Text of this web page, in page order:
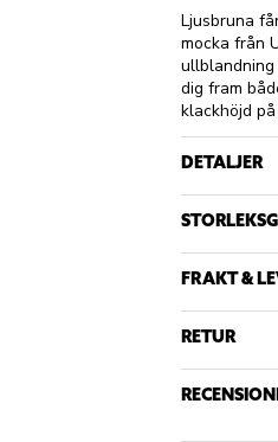
Ljusbruna
mocka från
dig fram
klackhöjd
DETALJER
FRAKT &
RETUR